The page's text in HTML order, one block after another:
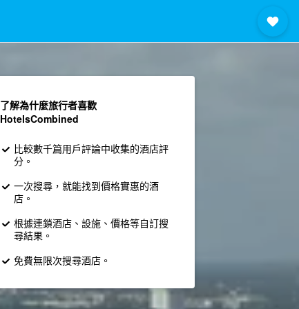
了解為什麼旅行者喜歡
HotelsCombined
比較數千篇用戶評論中收集的酒店評
分。
一次搜尋，就能找到價格實惠的酒
店。
根據連鎖酒店、設施、價格等自訂搜
尋結果。
免費無限次搜尋酒店。